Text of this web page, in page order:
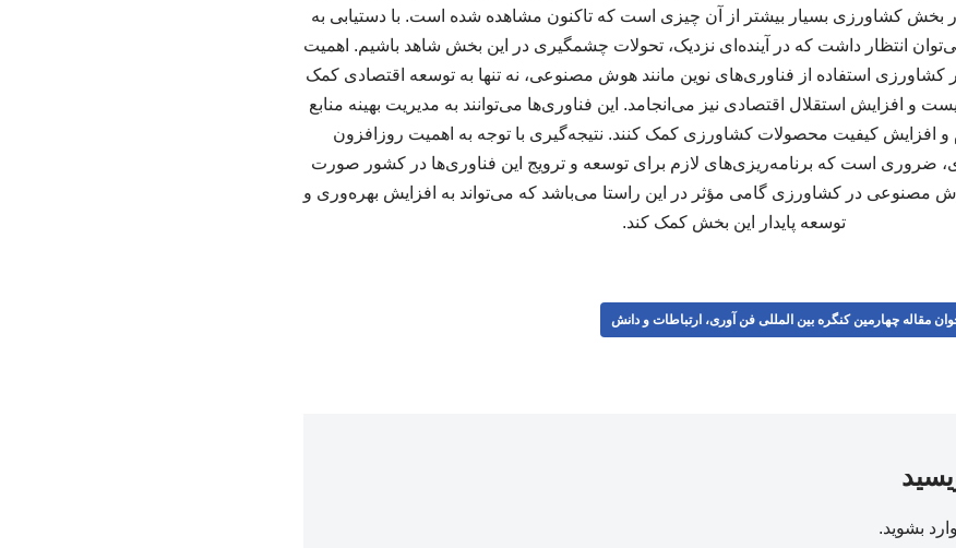
کشاورزی بسیار بیشتر از آن چیزی است که تاکنون مشاهده شده است. با دستیابی به
انتظار داشت که در آینده‌ای نزدیک، تحولات چشمگیری در این بخش شاهد باشیم. اهمیت
کشاورزی استفاده از فناوری‌های نوین مانند هوش مصنوعی، نه تنها به توسعه اقتصادی کمک
و افزایش استقلال اقتصادی نیز می‌انجامد. این فناوری‌ها می‌توانند به مدیریت بهینه منابع
کیفیت محصولات کشاورزی کمک کنند. نتیجه‌گیری با توجه به اهمیت روزافزون
ضروری است که برنامه‌ریزی‌های لازم برای توسعه و ترویج این فناوری‌ها در کشور صورت
مصنوعی در کشاورزی گامی مؤثر در این راستا می‌باشد که می‌تواند به افزایش بهره‌وری و
توسعه پایدار این بخش کمک کند.
مقاله چهارمین کنگره بین المللی فن آوری، ارتباطات و دانش
وارد بشوید.